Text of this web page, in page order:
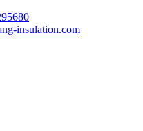
insulation.com